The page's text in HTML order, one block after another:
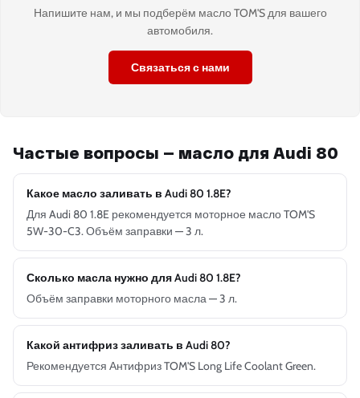
Напишите нам, и мы подберём масло TOM'S для вашего
автомобиля.
Связаться с нами
Частые вопросы — масло для Audi 80
Какое масло заливать в Audi 80 1.8E?
Для Audi 80 1.8E рекомендуется моторное масло TOM'S
5W-30-C3. Объём заправки — 3 л.
Сколько масла нужно для Audi 80 1.8E?
Объём заправки моторного масла — 3 л.
Какой антифриз заливать в Audi 80?
Рекомендуется Антифриз TOM'S Long Life Coolant Green.